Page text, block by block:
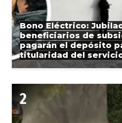
Bono Eléctrico:
beneficiarios de
pagarán el depósito
titularidad del